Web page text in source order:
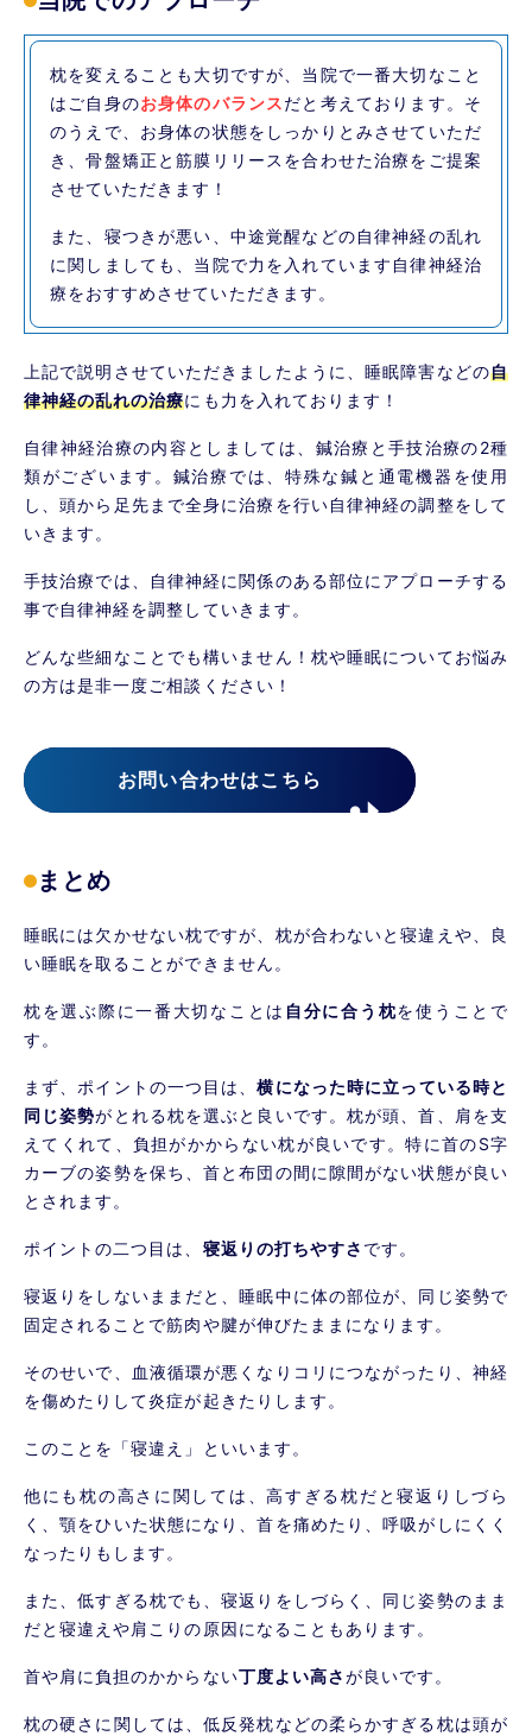
枕を変えることも大切ですが、当院で一番大切なこと
はご自身のお身体のバランスだと考えております。そ
のうえで、お身体の状態をしっかりとみさせていただ
き、骨盤矯正と筋膜リリースを合わせた治療をご提案
させていただきます！
また、寝つきが悪い、中途覚醒などの自律神経の乱れ
に関しましても、当院で力を入れています自律神経治
療をおすすめさせていただきます。
上記で説明させていただきましたように、睡眠障害などの自
律神経の乱れの治療にも力を入れております！
自律神経治療の内容としましては、鍼治療と手技治療の2種
類がございます。鍼治療では、特殊な鍼と通電機器を使用
し、頭から足先まで全身に治療を行い自律神経の調整をして
いきます。
手技治療では、自律神経に関係のある部位にアプローチする
事で自律神経を調整していきます。
どんな些細なことでも構いません！枕や睡眠についてお悩み
の方は是非一度ご相談ください！
お問い合わせはこちら
まとめ
睡眠には欠かせない枕ですが、枕が合わないと寝違えや、良
い睡眠を取ることができません。
枕を選ぶ際に一番大切なことは 自分に合う枕を使うことで
す。
まず、ポイントの一つ目は、横になった時に立っている時と
同じ姿勢がとれる枕を選ぶと良いです。枕が頭、首、肩を支
えてくれて、負担がかからない枕が良いです。特に首のS字
カーブの姿勢を保ち、首と布団の間に隙間がない状態が良い
とされます。
ポイントの二つ目は、 寝返りの打ちやすさ です。
寝返りをしないままだと、睡眠中に体の部位が、同じ姿勢で
固定されることで筋肉や腱が伸びたままになります。
そのせいで、血液循環が悪くなりコリにつながったり、神経
を傷めたりして炎症が起きたりします。
このことを「寝違え」といいます。
他にも枕の高さに関しては、高すぎる枕だと寝返りしづら
く、顎をひいた状態になり、首を痛めたり、呼吸がしにくく
なったりもします。
また、低すぎる枕でも、寝返りをしづらく、同じ姿勢のまま
だと寝違えや肩こりの原因になることもあります。
首や肩に負担のかからない丁度よい高さが良いです。
枕の硬さに関しては、低反発枕などの柔らかすぎる枕は頭が